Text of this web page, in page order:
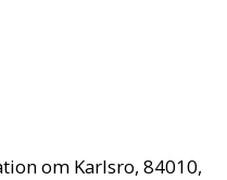
om Karlsro, 84010,